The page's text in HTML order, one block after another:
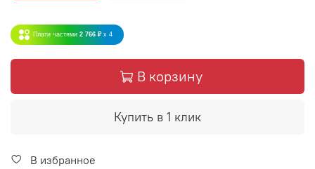
Плати частями 2 766 ₽ x 4
В корзину
Купить в 1 клик
В избранное